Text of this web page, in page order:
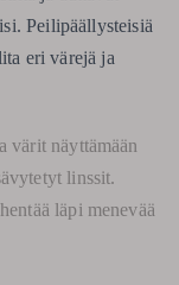
Peilipäällysteisiä
eri värejä ja
värit näyttämään
linssit.
läpi menevää